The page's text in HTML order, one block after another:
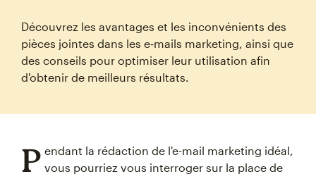
Découvrez les avantages et les inconvénients des
pièces jointes dans les e‑mails marketing, ainsi que
des conseils pour optimiser leur utilisation afin
d'obtenir de meilleurs résultats.
P endant la rédaction de l'e-mail marketing idéal,
vous pourriez vous interroger sur la place de